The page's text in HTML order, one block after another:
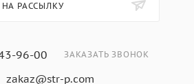
РАССЫЛКУ
96-00 ЗАКАЗАТЬ ЗВОНОК
zakaz@str-p.com